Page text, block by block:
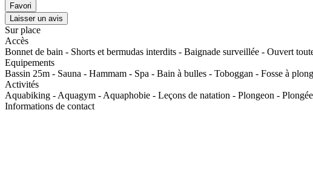
Favori
Laisser un avis
Sur place
Accès
Bonnet de bain - Shorts et bermudas interdits - Baignade surveillée - Ouvert
Equipements
Bassin 25m - Sauna - Hammam - Spa - Bain à bulles - Toboggan - Fosse à
Activités
Aquabiking - Aquagym - Aquaphobie - Leçons de natation - Plongeon -
Informations de contact